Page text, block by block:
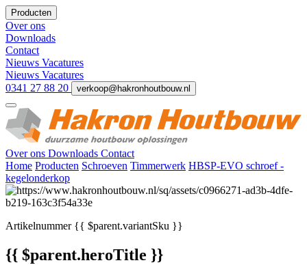
Producten
Over ons
Downloads
Contact
Nieuws Vacatures
Nieuws Vacatures
0341 27 88 20
verkoop@hakronhoutbouw.nl
Over ons Downloads Contact
Home Producten Schroeven Timmerwerk HBSP-EVO schroef -
kegelonderkop
Artikelnummer{{ $parent.variantSku }}
{{ $parent.heroTitle }}